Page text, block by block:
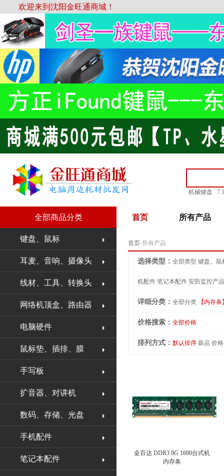
欢迎来到沈阳金旺通商城！
机械键盘
首页 所有产品
全部商品分类
键盘、鼠标
耳麦、音响、摄像头
线材、工具、转换头
网络机顶盒、路由器
电脑硬件
鼠标垫、插排、膜
手写板
扩音器、对讲机
数码、存储、光盘
手机配件
笔记本配件
首页-所有产品
选择类型： 全部类型 键盘、鼠
机配件 笔记本配件 安防监控产品
详细分类： 全部分类 【内存条
价格搜索： 全部价格
排列方式： 默认排序 新品 价
金百达 DDR3 8G 1600台式机
内存条